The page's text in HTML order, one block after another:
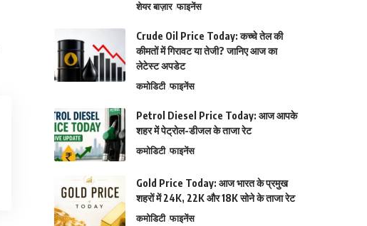
शेयर बाज़ार फाइनेंस
Crude Oil Price Today: कच्चे तेल की
कीमतों में गिरावट या तेजी? जानिए आज का
लेटेस्ट अपडेट
कमोडिटी फाइनेंस
Petrol Diesel Price Today: आज आपके
शहर में पेट्रोल-डीजल के ताजा रेट
कमोडिटी फाइनेंस
Gold Price Today: आज भारत के प्रमुख
शहरों में 24K, 22K और 18K सोने के ताजा रेट
कमोडिटी फाइनेंस